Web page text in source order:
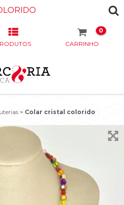
CARRINHO
0
> Colar cristal colorido